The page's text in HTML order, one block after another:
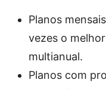
Planos
vezes o
multianual.
Planos com